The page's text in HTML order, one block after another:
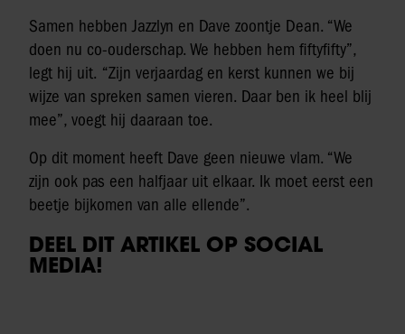
Samen hebben Jazzlyn en Dave zoontje Dean. “We
doen nu co-ouderschap. We hebben hem fiftyfifty”,
legt hij uit. “Zijn verjaardag en kerst kunnen we bij
wijze van spreken samen vieren. Daar ben ik heel blij
mee”, voegt hij daaraan toe.
Op dit moment heeft Dave geen nieuwe vlam. “We
zijn ook pas een halfjaar uit elkaar. Ik moet eerst een
beetje bijkomen van alle ellende”.
DEEL DIT ARTIKEL OP SOCIAL
MEDIA!